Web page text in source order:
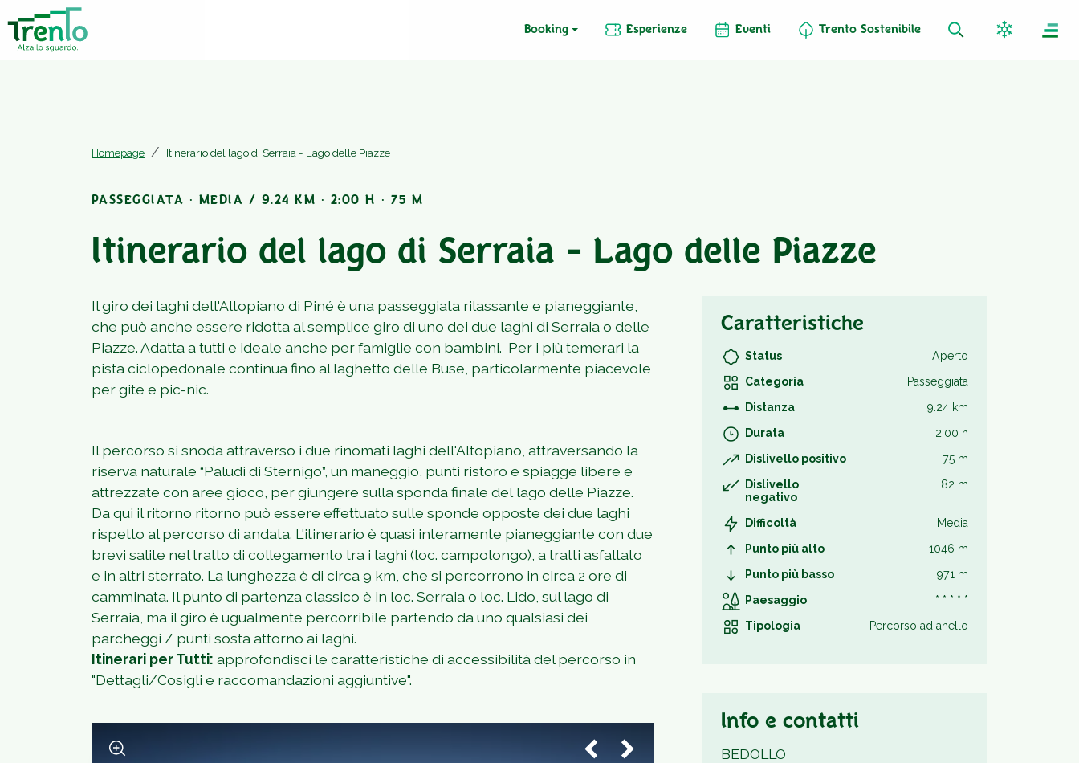
Booking Esperienze Eventi Trento Sostenibile
Homepage Itinerario del lago di Serraia - Lago delle Piazze
Itinerario del lago di Serraia - Lago delle Piazze
PASSEGGIATA · MEDIA / 9.24 KM · 2:00 H · 75 M
Il giro dei laghi dell'Altopiano di Piné è una passeggiata rilassante e pianeggiante,
che può anche essere ridotta al semplice giro di uno dei due laghi di Serraia o delle
Piazze. Adatta a tutti e ideale anche per famiglie con bambini. Per i più temerari la
pista ciclopedonale continua fino al laghetto delle Buse, particolarmente piacevole
per gite e pic-nic.
Il percorso si snoda attraverso i due rinomati laghi dell'Altopiano, attraversando la
riserva naturale “Paludi di Sternigo”, un maneggio, punti ristoro e spiagge libere e
attrezzate con aree gioco, per giungere sulla sponda finale del lago delle Piazze.
Da qui il ritorno ritorno può essere effettuato sulle sponde opposte dei due laghi
rispetto al percorso di andata. L'itinerario è quasi interamente pianeggiante con due
brevi salite nel tratto di collegamento tra i laghi (loc. campolongo), a tratti asfaltato
e in altri sterrato. La lunghezza è di circa 9 km, che si percorrono in circa 2 ore di
camminata. Il punto di partenza classico è in loc. Serraia o loc. Lido, sul lago di
Serraia, ma il giro è ugualmente percorribile partendo da uno qualsiasi dei
parcheggi / punti sosta attorno ai laghi.
Itinerari per Tutti: approfondisci le caratteristiche di accessibilità del percorso in
"Dettagli/Cosigli e raccomandazioni aggiuntive".
Caratteristiche
Status
Aperto
Categoria
Passeggiata
Distanza
9.24 km
Durata
2:00 h
Dislivello positivo
75 m
Dislivello
negativo
82 m
Difficoltà
Media
Punto più alto
1046 m
Punto più basso
971 m
Paesaggio
* * * * *
Tipologia
Percorso ad anello
Info e contatti
BEDOLLO